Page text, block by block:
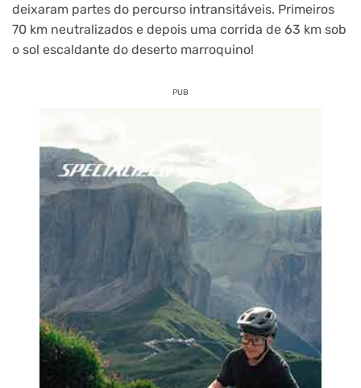
deixaram partes do percurso intransitáveis. Primeiros
70 km neutralizados e depois uma corrida de 63 km sob
o sol escaldante do deserto marroquino!
PUB